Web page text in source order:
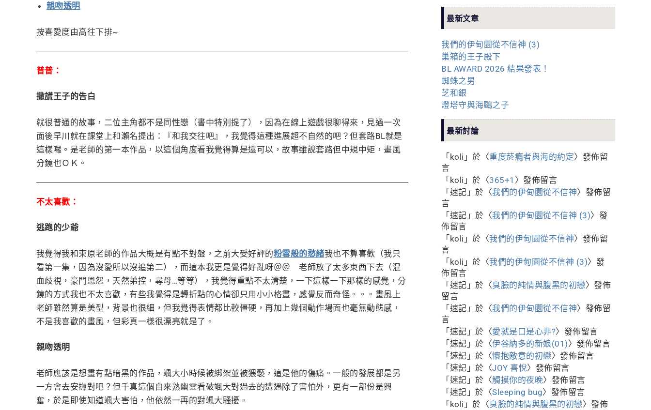
親吻透明
按喜愛度由高往下排~
普普：
撒謊王子的告白
就很普通的故事，二位主角都不是同性戀（書中特別提了），因為在線上遊戲很聊得來，見過一次
面後早川就在課堂上和瀨名提出：『和我交往吧』，我覺得這種進展超不自然的吧？但套路BL就是
這樣囉。是老師的第一本作品，以這個角度看我覺得算是還可以，故事雖說套路但中規中矩，畫風
分鏡也ＯＫ。
不太喜歡：
逃跑的少爺
我覺得我和束原老師的作品大概是有點不對盤，之前大受好評的粉雪般的愁緒我也不算喜歡（我只
看第一集，因為沒愛所以沒追第二），而這本我更是覺得好亂呀＠＠ 老師放了太多東西下去（混
血歧視，豪門恩怨，天然弟控，尋母…等等），我覺得重點不太清楚，一下這樣一下那樣的感覺，分
鏡的方式我也不太喜歡，有些我覺得是轉折點的心情卻只用小小格畫，感覺反而奇怪。。。畫風上
老師雖然算是美型，背景也很細，但我覺得表情都比較僵硬，再加上幾個動作場面也毫無動態感，
不是我喜歡的畫風，但彩頁一樣很漂亮就是了。
親吻透明
老師應該是想畫有點暗黑的作品，颯大小時候被綁架並被猥褻，這是他的傷痛。一般的發展都是另
一方會去安撫對吧？但千真這個自來熟幽靈看破颯大對過去的遭遇除了害怕外，更有一部份是興
奮，於是即使知道颯大害怕，他依然一再的對颯大騷擾。
最新文章
我們的伊甸園從不信神 (3)
巢箱的王子殿下
BL AWARD 2026 結果發表！
蜘蛛之男
芝和銀
燈塔守與海鷗之子
最新討論
「 koli 」於〈重度菸癮者與海的約定〉發佈留
言
「 koli 」於〈365+1 〉發佈留言
「 速記 」於〈我們的伊甸園從不信神〉發佈留
言
「 速記 」於〈我們的伊甸園從不信神 (3)〉發
佈留言
「 koli 」於〈我們的伊甸園從不信神〉發佈留
言
「 koli 」於〈我們的伊甸園從不信神 (3)〉發
佈留言
「 速記 」於〈臭臉的純情與腹黑的初戀〉發佈
留言
「 速記 」於〈我們的伊甸園從不信神〉發佈留
言
「 速記 」於〈愛就是口是心非?〉發佈留言
「 速記 」於〈伊谷納多的新娘(01)〉發佈留言
「 速記 」於〈懷抱敵意的初戀〉發佈留言
「 速記 」於〈JOY 喜悅〉發佈留言
「 速記 」於〈觸摸你的夜晚〉發佈留言
「 速記 」於〈Sleeping bug〉發佈留言
「 koli 」於〈臭臉的純情與腹黑的初戀〉發佈